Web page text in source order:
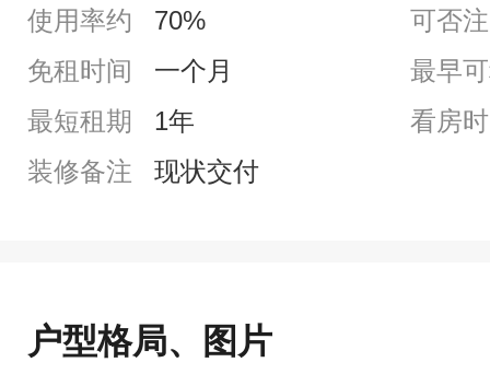
使用率约 70%
可否
免租时间
一个月
最早
最短租期
1年
看房
装修备注
现状交付
户型格局、图片